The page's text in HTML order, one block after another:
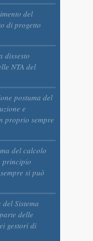
del
di progetto
dissesto
NTA del
postuma del
e
proprio sempre
del calcolo
principio
si può
Sistema
delle
gestori di